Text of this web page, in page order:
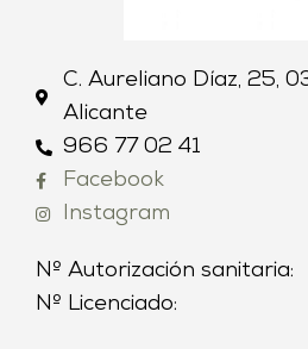
C. Aureliano Díaz, 25,
Alicante
966 77 02 41
Facebook
Instagram
Nº Autorización sanitaria:
Nº Licenciado: